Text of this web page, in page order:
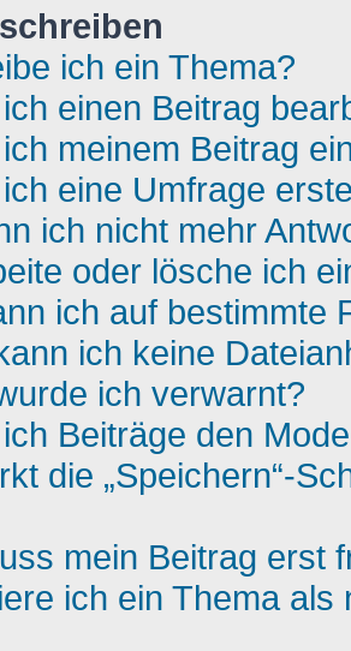
ich ein Thema?
einen Beitrag
meinem Beitrag
eine Umfrage
ich nicht mehr
oder lösche ich
ich auf bestimmte
ich keine
ich verwarnt?
Beiträge den
die „Speichern“-
mein Beitrag erst
ich ein Thema als